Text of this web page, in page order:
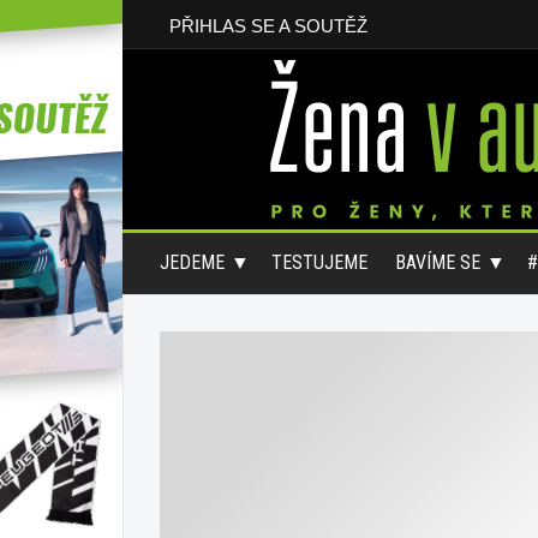
PŘIHLAS SE A SOUTĚŽ
JEDEME TESTUJEME BAVÍME SE